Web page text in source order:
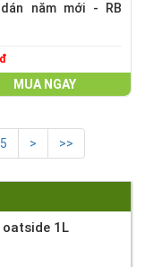
năm mới - RB
MUA NGAY
5 > >>
oatside 1L